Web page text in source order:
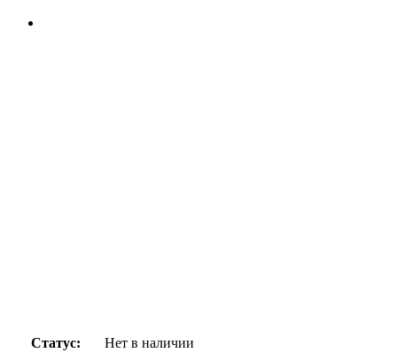
Статус:
Нет в наличии